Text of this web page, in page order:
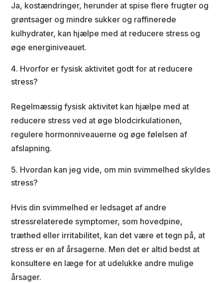
Ja, kostændringer, herunder at spise flere frugter og
grøntsager og mindre sukker og raffinerede
kulhydrater, kan hjælpe med at reducere stress og
øge energiniveauet.
Hvorfor er fysisk aktivitet godt for at reducere
stress?
Regelmæssig fysisk aktivitet kan hjælpe med at
reducere stress ved at øge blodcirkulationen,
regulere hormonniveauerne og øge følelsen af
afslapning.
Hvordan kan jeg vide, om min svimmelhed skyldes
stress?
Hvis din svimmelhed er ledsaget af andre
stressrelaterede symptomer, som hovedpine,
træthed eller irritabilitet, kan det være et tegn på, at
stress er en af årsagerne. Men det er altid bedst at
konsultere en læge for at udelukke andre mulige
årsager.